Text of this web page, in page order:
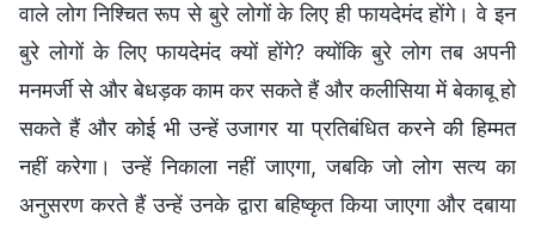
वाले लोग निश्चित रूप से बुरे लोगों के लिए ही फायदेमंद होंगे। वे इन
बुरे लोगों के लिए फायदेमंद क्यों होंगे? क्योंकि बुरे लोग तब अपनी
मनमर्जी से और बेधड़क काम कर सकते हैं और कलीसिया में बेकाबू हो
सकते हैं और कोई भी उन्हें उजागर या प्रतिबंधित करने की हिम्मत
नहीं करेगा। उन्हें निकाला नहीं जाएगा, जबकि जो लोग सत्य का
अनुसरण करते हैं उन्हें उनके द्वारा बहिष्कृत किया जाएगा और दबाया